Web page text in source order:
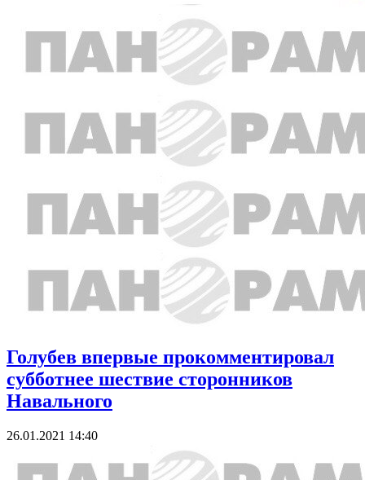
Голубев впервые прокомментировал
субботнее шествие сторонников
Навального
26.01.2021 14:40